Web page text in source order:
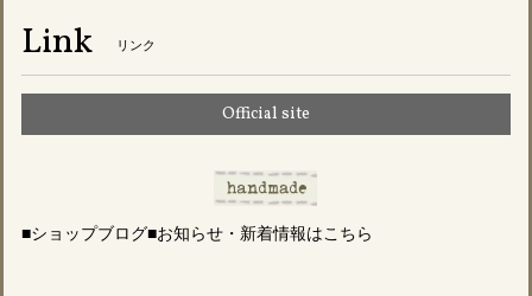
Link リンク
Official site
■ショップブログ■お知らせ・新着情報はこちら